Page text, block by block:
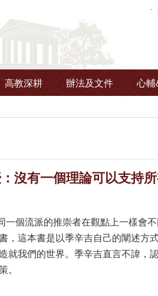
高教深耕 辦法及文件 心輔
沒有一個理論可以支持
個流派的推崇者在觀點上一樣會
，這本書是以季辛吉自己的闡述方
就我們的世界。季辛吉直言不諱，
。